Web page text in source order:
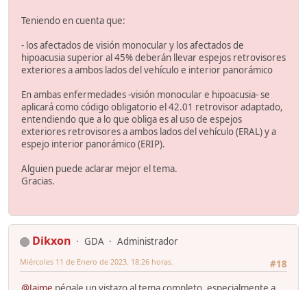
Teniendo en cuenta que:
- los afectados de visión monocular y los afectados de
hipoacusia superior al 45% deberán llevar espejos retrovisores
exteriores a ambos lados del vehículo e interior panorámico
En ambas enfermedades -visión monocular e hipoacusia- se
aplicará como código obligatorio el 42.01 retrovisor adaptado,
entendiendo que a lo que obliga es al uso de espejos
exteriores retrovisores a ambos lados del vehículo (ERAL) y a
espejo interior panorámico (ERIP).
Alguien puede aclarar mejor el tema.
Gracias.
Dikxon GDA
Administrador
#18
Miércoles 11 de Enero de 2023. 18:26 horas.